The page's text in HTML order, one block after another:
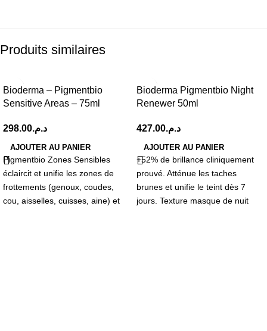
Produits similaires
Bioderma – Pigmentbio
Sensitive Areas – 75ml
د.م.298.00
AJOUTER AU PANIER
Pigmentbio Zones Sensibles
éclaircit et unifie les zones de
frottements (genoux, coudes,
cou, aisselles, cuisses, aine) et
Bioderma Pigmentbio Night
Renewer 50ml
د.م.427.00
AJOUTER AU PANIER
+52% de brillance cliniquement
prouvé. Atténue les taches
brunes et unifie le teint dès 7
jours. Texture masque de nuit